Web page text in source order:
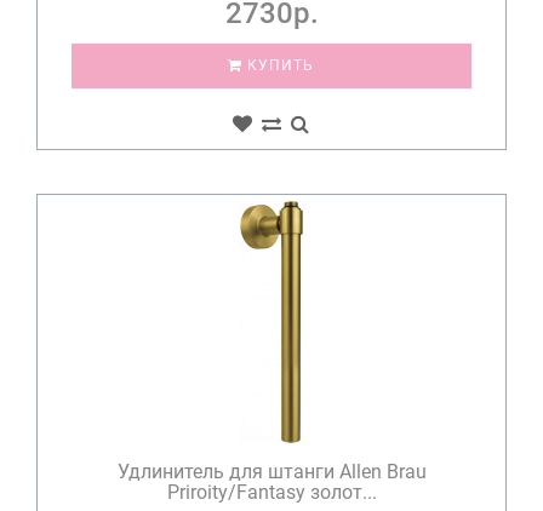
2730р.
КУПИТЬ
Удлинитель для штанги Allen Brau
Priroity/Fantasy золот...